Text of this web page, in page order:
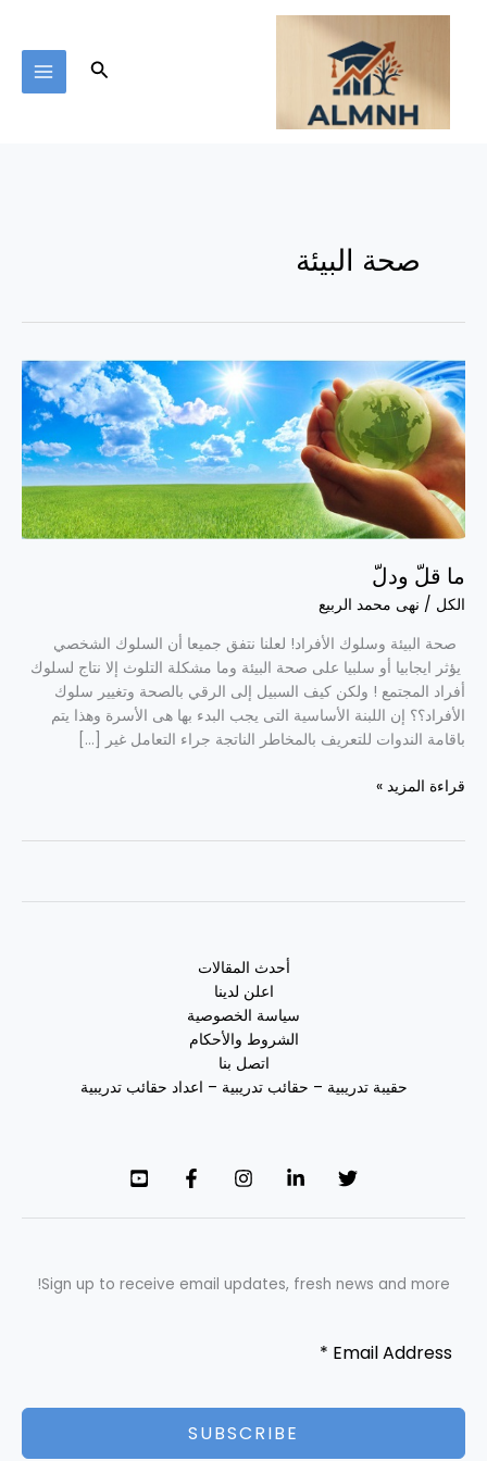
تخطي
البحث
صحة البيئة
ما قلّ ودلّ
الكل / نهى محمد الربيع
صحة البيئة وسلوك الأفراد! لعلنا نتفق جميعا أن السلوك الشخصي
يؤثر ايجابيا أو سلبيا على صحة البيئة وما مشكلة التلوث إلا نتاج لسلوك
أفراد المجتمع ! ولكن كيف السبيل إلى الرقي بالصحة وتغيير سلوك
الأفراد؟؟ إن اللبنة الأساسية التى يجب البدء بها هى الأسرة وهذا يتم
باقامة الندوات للتعريف بالمخاطر الناتجة جراء التعامل غير […]
ما
قلّ
ودلّ
قراءة المزيد »
أحدث المقالات
اعلن لدينا
سياسة الخصوصية
الشروط والأحكام
اتصل بنا
حقيبة تدريبية – حقائب تدريبية – اعداد حقائب تدريبية
Sign up to receive email updates, fresh news and more!
SUBSCRIBE